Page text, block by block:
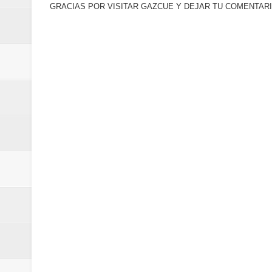
Oscar Abreu cuestiona la
Pavel Núñez y su Bipolarband
GRACIAS POR VISITAR GAZCUE Y DEJAR TU